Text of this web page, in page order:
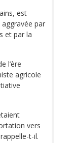
est
par
et par la
l’ère
agricole
vers
t-il.